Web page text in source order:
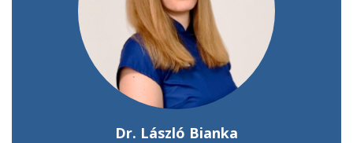
Dr. László Bianka